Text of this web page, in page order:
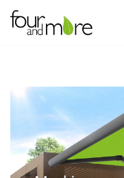
Zum